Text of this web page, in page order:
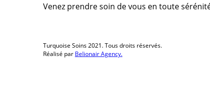
Venez prendre soin de vous en toute
Turquoise Soins 2021. Tous droits réservés.
Réalisé par Belionair Agency.